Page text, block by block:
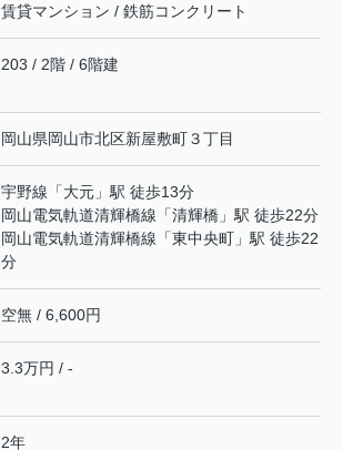
賃貸マンション / 鉄筋コンクリート
203 / 2階 / 6階建
岡山県岡山市北区新屋敷町３丁目
宇野線 「大元 」駅 徒歩13分
岡山電気軌道清輝橋線 「清輝橋 」駅 徒歩22分
岡山電気軌道清輝橋線 「東中央町 」駅 徒歩22
分
空無 / 6,600円
3.3万円 / -
2年